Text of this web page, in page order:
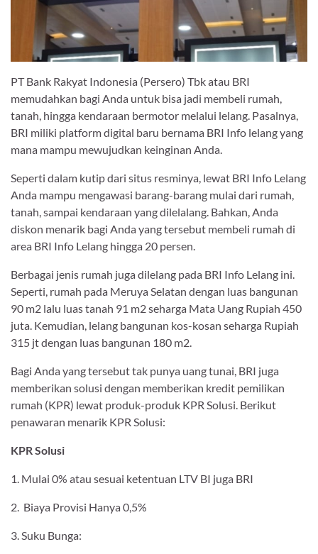
PT Bank Rakyat Indonesia (Persero) Tbk atau BRI
memudahkan bagi Anda untuk bisa jadi membeli rumah,
tanah, hingga kendaraan bermotor melalui lelang. Pasalnya,
BRI miliki platform digital baru bernama BRI Info lelang yang
mana mampu mewujudkan keinginan Anda.
Seperti dalam kutip dari situs resminya, lewat BRI Info Lelang
Anda mampu mengawasi barang-barang mulai dari rumah,
tanah, sampai kendaraan yang dilelalang. Bahkan, Anda
diskon menarik bagi Anda yang tersebut membeli rumah di
area BRI Info Lelang hingga 20 persen.
Berbagai jenis rumah juga dilelang pada BRI Info Lelang ini.
Seperti, rumah pada Meruya Selatan dengan luas bangunan
90 m2 lalu luas tanah 91 m2 seharga Mata Uang Rupiah 450
juta. Kemudian, lelang bangunan kos-kosan seharga Rupiah
315 jt dengan luas bangunan 180 m2.
Bagi Anda yang tersebut tak punya uang tunai, BRI juga
memberikan solusi dengan memberikan kredit pemilikan
rumah (KPR) lewat produk-produk KPR Solusi. Berikut
penawaran menarik KPR Solusi:
KPR Solusi
1. Mulai 0% atau sesuai ketentuan LTV BI juga BRI
2. Biaya Provisi Hanya 0,5%
3. Suku Bunga: